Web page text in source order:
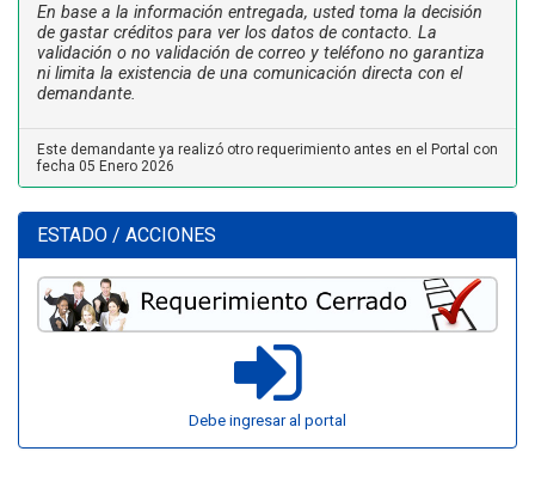
En base a la información entregada, usted toma la decisión
de gastar créditos para ver los datos de contacto. La
validación o no validación de correo y teléfono no garantiza
ni limita la existencia de una comunicación directa con el
demandante.
Este demandante ya realizó otro requerimiento antes en el Portal con
fecha 05 Enero 2026
ESTADO / ACCIONES
Debe ingresar al portal